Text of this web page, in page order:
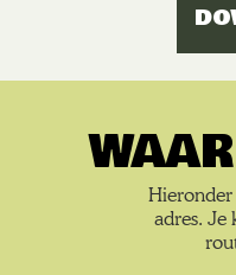
Hieronder
adres. Je